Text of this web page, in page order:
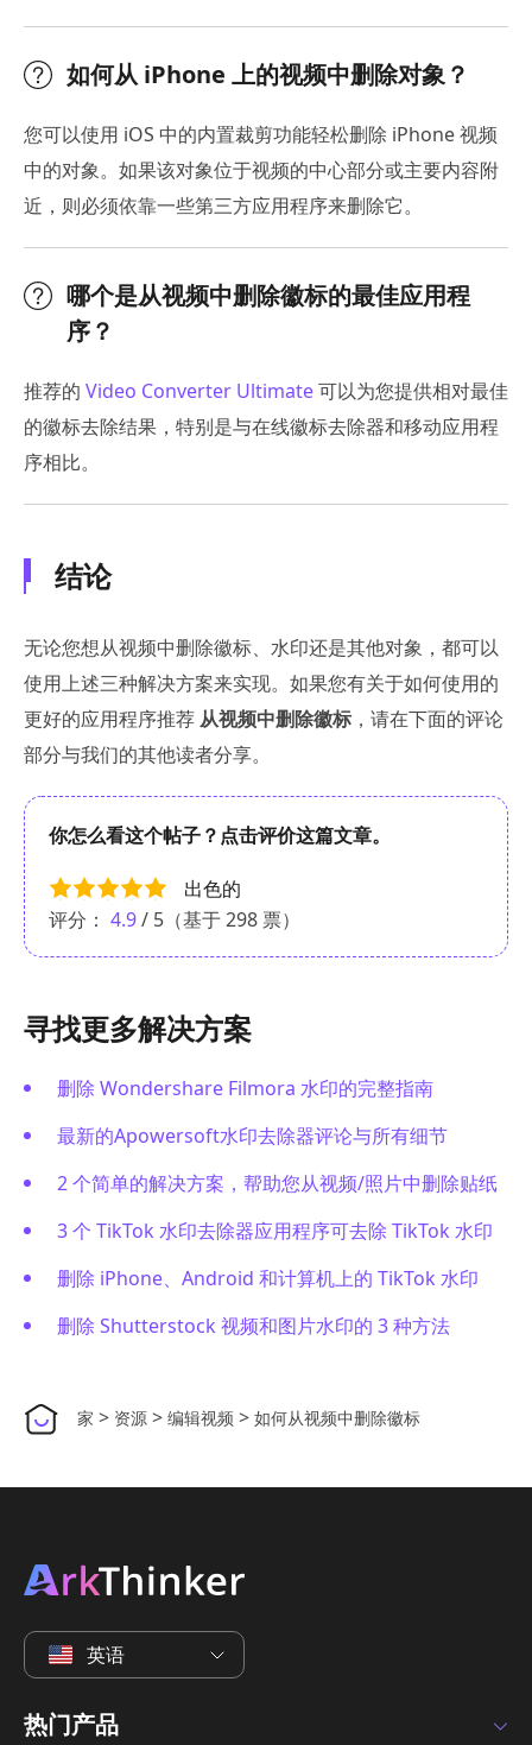
如何从 iPhone 上的视频中删除对象？
您可以使用 iOS 中的内置裁剪功能轻松删除 iPhone 视频
中的对象。如果该对象位于视频的中心部分或主要内容附
近，则必须依靠一些第三方应用程序来删除它。
哪个是从视频中删除徽标的最佳应用程
序？
推荐的 Video Converter Ultimate可以为您提供相对最佳
的徽标去除结果，特别是与在线徽标去除器和移动应用程
序相比。
结论
无论您想从视频中删除徽标、水印还是其他对象，都可以
使用上述三种解决方案来实现。如果您有关于如何使用的
更好的应用程序推荐 从视频中删除徽标 ，请在下面的评论
部分与我们的其他读者分享。
你怎么看这个帖子？点击评价这篇文章。
出色的
评分： 4.9/ 5（基于298 票）
寻找更多解决方案
删除 Wondershare Filmora 水印的完整指南
最新的Apowersoft水印去除器评论与所有细节
2 个简单的解决方案，帮助您从视频/照片中删除贴纸
3 个 TikTok 水印去除器应用程序可去除 TikTok 水印
删除 iPhone、Android 和计算机上的 TikTok 水印
删除 Shutterstock 视频和图片水印的 3 种方法
家 > 资源 > 编辑视频 > 如何从视频中删除徽标
英语
热门产品